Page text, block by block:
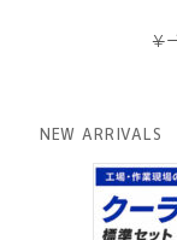
¥
NEW ARRIVALS